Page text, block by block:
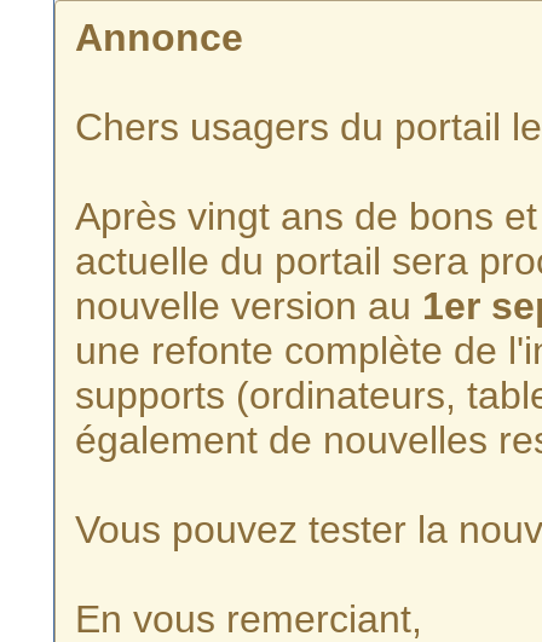
Annonce
Chers usagers du portail
Après vingt ans de bons
actuelle du portail sera
nouvelle version au 1er
une refonte complète de
supports (ordinateurs,
également de nouvelles
Vous pouvez tester la
En vous remerciant,